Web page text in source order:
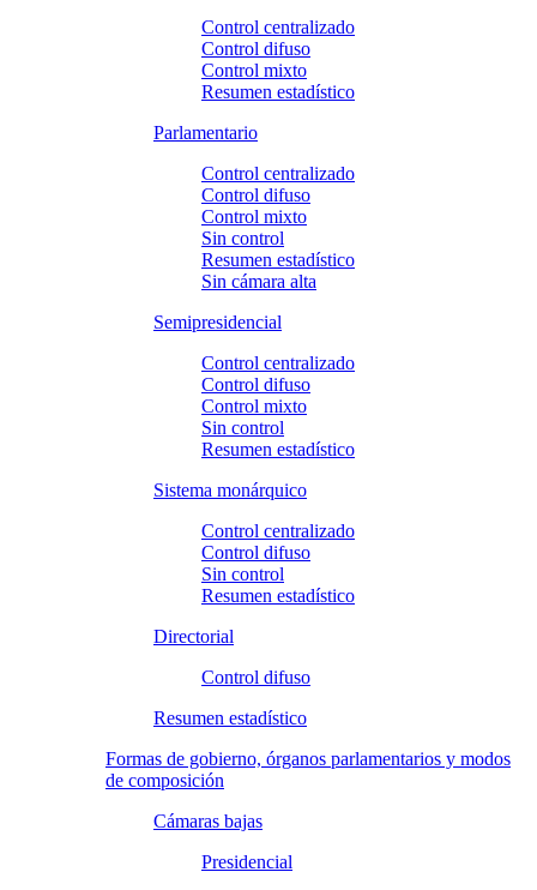
Control centralizado
Control difuso
Control mixto
Resumen estadístico
Parlamentario
Control centralizado
Control difuso
Control mixto
Sin control
Resumen estadístico
Sin cámara alta
Semipresidencial
Control centralizado
Control difuso
Control mixto
Sin control
Resumen estadístico
Sistema monárquico
Control centralizado
Control difuso
Sin control
Resumen estadístico
Directorial
Control difuso
Resumen estadístico
Formas de gobierno, órganos parlamentarios y modos
de composición
Cámaras bajas
Presidencial